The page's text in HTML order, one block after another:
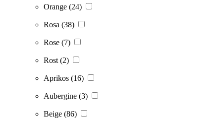
Orange (24)
Rosa (38)
Rose (7)
Rost (2)
Aprikos (16)
Aubergine (3)
Beige (86)